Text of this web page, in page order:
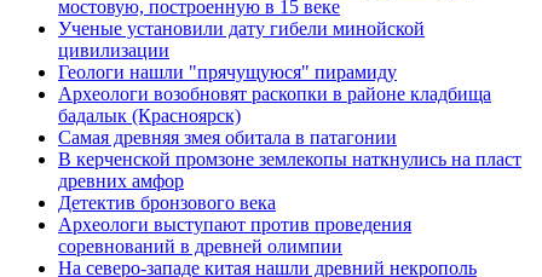
мостовую, построенную в 15 веке
Ученые установили дату гибели минойской
цивилизации
Геологи нашли "прячущуюся" пирамиду
Археологи возобновят раскопки в районе кладбища
бадалык (Красноярск)
Самая древняя змея обитала в патагонии
В керченской промзоне землекопы наткнулись на пласт
древних амфор
Детектив бронзового века
Археологи выступают против проведения
соревнований в древней олимпии
На северо-западе китая нашли древний некрополь